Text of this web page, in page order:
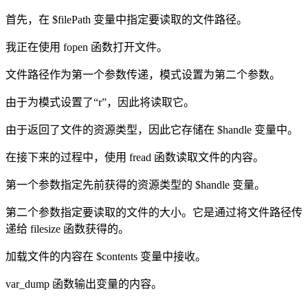
首先，在 $filePath 变量中指定要读取的文件路径。
我正在使用 fopen 函数打开文件。
文件路径作为第一个参数传递，模式设置为第二个参数。
由于为模式设置了“r”，因此将读取它。
由于返回了文件的资源类型，因此它存储在 $handle 变量中。
在接下来的过程中，使用 fread 函数读取文件的内容。
第一个参数指定先前获得的资源类型的 $handle 变量。
第二个参数指定要读取的文件的大小。它是通过将文件路径传
递给 filesize 函数获得的。
加载文件的内容在 $contents 变量中接收。
var_dump 函数输出变量的内容。